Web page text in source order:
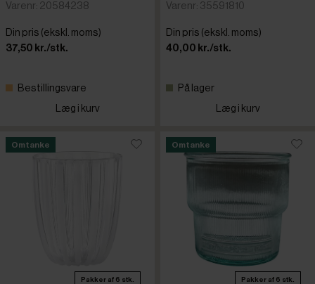
Varenr: 20584238
Din pris (ekskl. moms)
37,50 kr./stk.
Bestillingsvare
Læg i kurv
Varenr: 35591810
Din pris (ekskl. moms)
40,00 kr./stk.
På lager
Læg i kurv
Omtanke
Pakker af 6 stk.
Omtanke
Pakker af 6 stk.